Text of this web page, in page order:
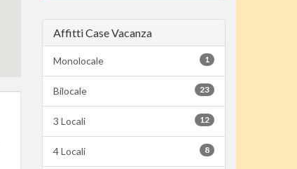
Affitti Case Vacanza
1
Monolocale
23
Bilocale
12
3 Locali
8
4 Locali